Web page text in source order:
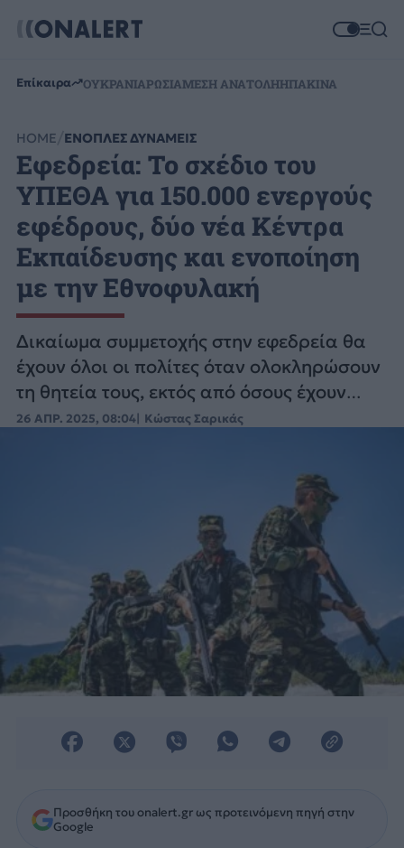
Επίκαιρα ΟΥΚΡΑΝΙΑΡΩΣΙΑΜΕΣΗ ΑΝΑΤΟΛΗΗΠΑΚΙΝΑ
HOME ΕΝΟΠΛΕΣ ΔΥΝΑΜΕΙΣ
Eφεδρεία: Το σχέδιο του
ΥΠΕΘΑ για 150.000 ενεργούς
εφέδρους, δύο νέα Κέντρα
Εκπαίδευσης και ενοποίηση
με την Εθνοφυλακή
Δικαίωμα συμμετοχής στην εφεδρεία θα
έχουν όλοι οι πολίτες όταν ολοκληρώσουν
τη θητεία τους, εκτός από όσους έχουν
καταδικαστεί για σοβαρά ποινικά
26 ΑΠΡ. 2025, 08:04 Κώστας Σαρικάς
Προσθήκη του onalert.gr ως προτεινόμενη πηγή στην
Google